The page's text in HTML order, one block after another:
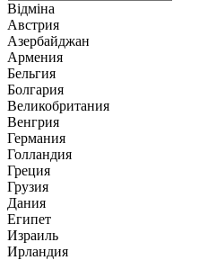
Відміна
Австрия
Азербайджан
Армения
Бельгия
Болгария
Великобритания
Венгрия
Германия
Голландия
Греция
Грузия
Дания
Египет
Израиль
Ирландия